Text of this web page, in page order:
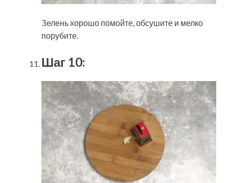
Зелень хорошо помойте, обсушите и мелко
порубите.
Шаг 10: